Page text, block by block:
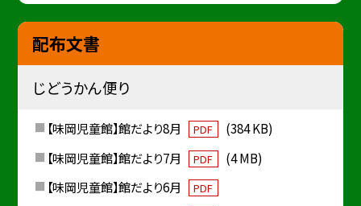
配布文書
じどうかん便り
【味岡児童館】館だより8月 PDF
(384 KB)
【味岡児童館】館だより7月
PDF
(4 MB)
【味岡児童館】館だより6月
PDF